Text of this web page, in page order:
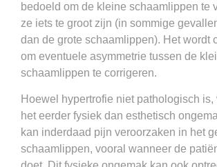
bedoeld om de kleine schaamlippen te
ze iets te groot zijn (in sommige
dan de grote schaamlippen). Het wordt
om eventuele asymmetrie tussen de
schaamlippen te corrigeren.
Hoewel hypertrofie niet pathologisch is,
het eerder fysiek dan esthetisch
kan inderdaad pijn veroorzaken in het
schaamlippen, vooral wanneer de